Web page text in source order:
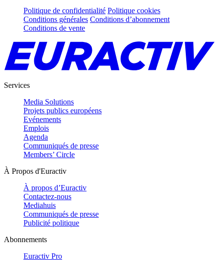
Politique de confidentialité Politique cookies
Conditions générales Conditions d’abonnement
Conditions de vente
Services
Media Solutions
Projets publics européens
Evénements
Emplois
Agenda
Communiqués de presse
Members’ Circle
À Propos d'Euractiv
À propos d’Euractiv
Contactez-nous
Mediahuis
Communiqués de presse
Publicité politique
Abonnements
Euractiv Pro